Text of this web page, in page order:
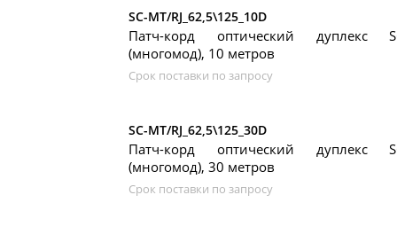
SC-MT/RJ_62,5\125_10D
Патч-корд оптический дуплекс
(многомод), 10 метров
Срок поставки по запросу
SC-MT/RJ_62,5\125_30D
Патч-корд оптический дуплекс
(многомод), 30 метров
Срок поставки по запросу